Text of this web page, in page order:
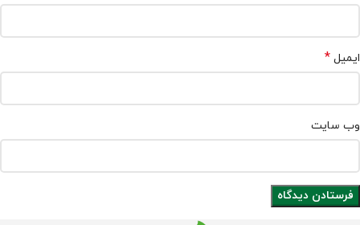
ایمیل *
وب‌ سایت